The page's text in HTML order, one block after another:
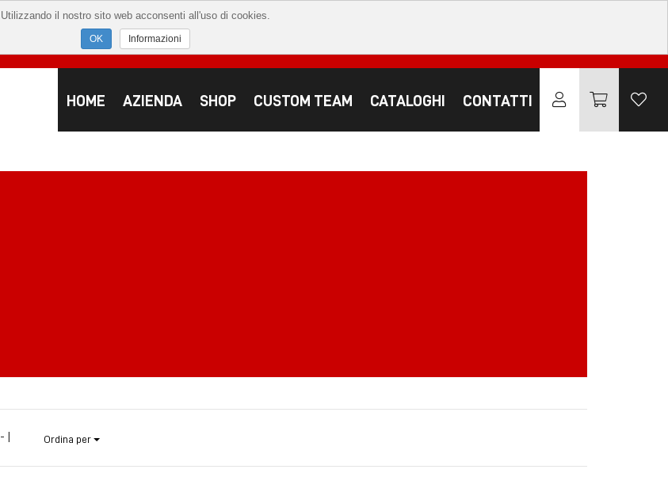
HOME AZIENDA SHOP CUSTOM TEAM CATALOGHI CONTATTI
- | Ordina per
Utilizzando il nostro sito web acconsenti all'uso di cookies.
Informazioni